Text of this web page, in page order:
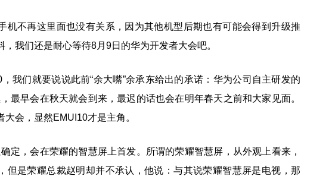
机不再这里面也没有关系，因为其他机型后期也有可能会得到升级推
，我们还是耐心等待8月9日的华为开发者大会吧。
我们就要说说此前“余大嘴”余承东给出的承诺：华为公司自主研发的
最早会在秋天就会到来，最迟的话也会在明年春天之前和大家见面。
会，显然EMUI10才是主角。
定，会在荣耀的智慧屏上首发。所谓的荣耀智慧屏，从外观上看来，
但是荣耀总裁赵明却并不承认，他说：与其说荣耀智慧屏是电视，那